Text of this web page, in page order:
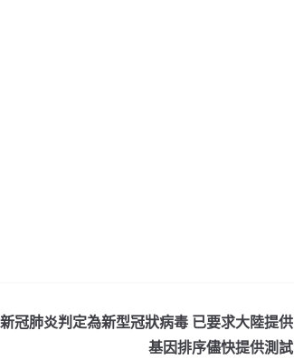
冠肺炎判定為新型冠狀病毒 已要求大陸提供
基因排序儘快提供測試